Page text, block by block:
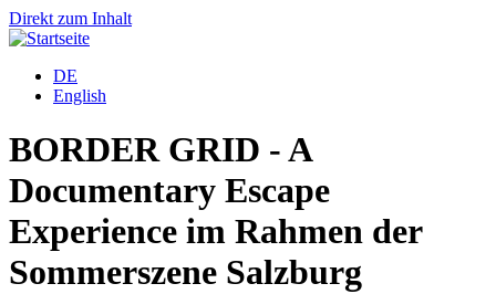
Direkt zum Inhalt
DE
English
BORDER GRID - A
Documentary Escape
Experience im Rahmen der
Sommerszene Salzburg